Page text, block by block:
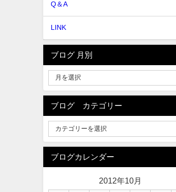
Q＆A
LINK
ブログ 月別
ブログ カテゴリー
ブログカレンダー
2012年10月